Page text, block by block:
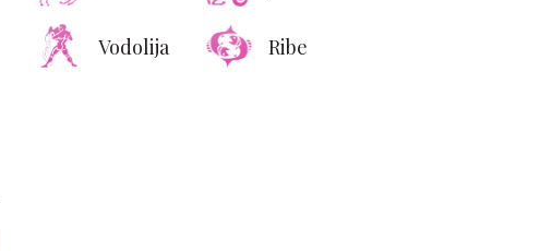
Vodolija Ribe